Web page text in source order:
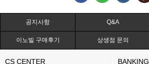
공지사항 Q&A
이노빌 구매후기 상생점 문의
CS CENTER BANKING